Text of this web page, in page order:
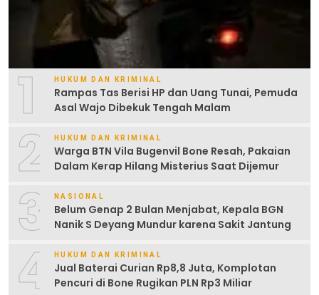
1 HUKUM DAN KRIMINAL
Rampas Tas Berisi HP dan Uang Tunai, Pemuda
Asal Wajo Dibekuk Tengah Malam
2 HUKUM DAN KRIMINAL
Warga BTN Vila Bugenvil Bone Resah, Pakaian
Dalam Kerap Hilang Misterius Saat Dijemur
3 NASIONAL
Belum Genap 2 Bulan Menjabat, Kepala BGN
Nanik S Deyang Mundur karena Sakit Jantung
4 HUKUM DAN KRIMINAL
Jual Baterai Curian Rp8,8 Juta, Komplotan
Pencuri di Bone Rugikan PLN Rp3 Miliar